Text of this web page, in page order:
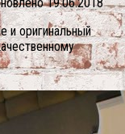
19.06.2018
и оригинальный